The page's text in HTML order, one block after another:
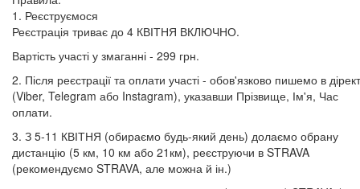
1. Реєструємося
Реєстрація триває до 4 КВІТНЯ ВКЛЮЧНО.
Вартість участі у змаганні - 299 грн.
2. Після реєстрації та оплати участі - обов'язково пишемо в
(Viber, Telegram або Instagram), указавши Прізвище, Ім'я, Час
оплати.
3. З 5-11 КВІТНЯ (обираємо будь-який день) долаємо обрану
дистанцію (5 км, 10 км або 21км), реєструючи в STRAVA
(рекомендуємо STRAVA, але можна й ін.)